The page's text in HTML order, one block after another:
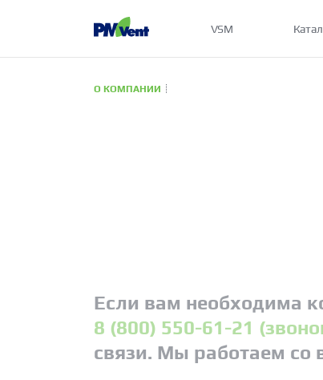
VSM
О КОМПАНИИ
Если вам необходима
8 (800) 550-61-21
связи. Мы работаем со